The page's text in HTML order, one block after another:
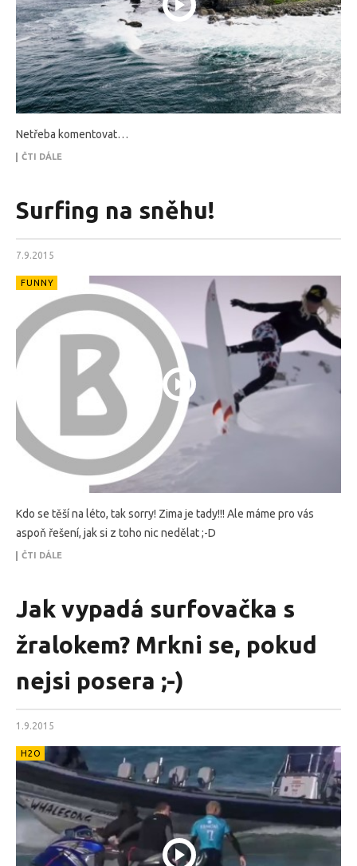
Netřeba komentovat…
ČTI DÁLE
Surfing na sněhu!
7.9.2015
FUNNY
Kdo se těší na léto, tak sorry! Zima je tady!!! Ale máme pro vás
aspoň řešení, jak si z toho nic nedělat ;-D
ČTI DÁLE
Jak vypadá surfovačka s
žralokem? Mrkni se, pokud
nejsi posera ;-)
1.9.2015
H2O